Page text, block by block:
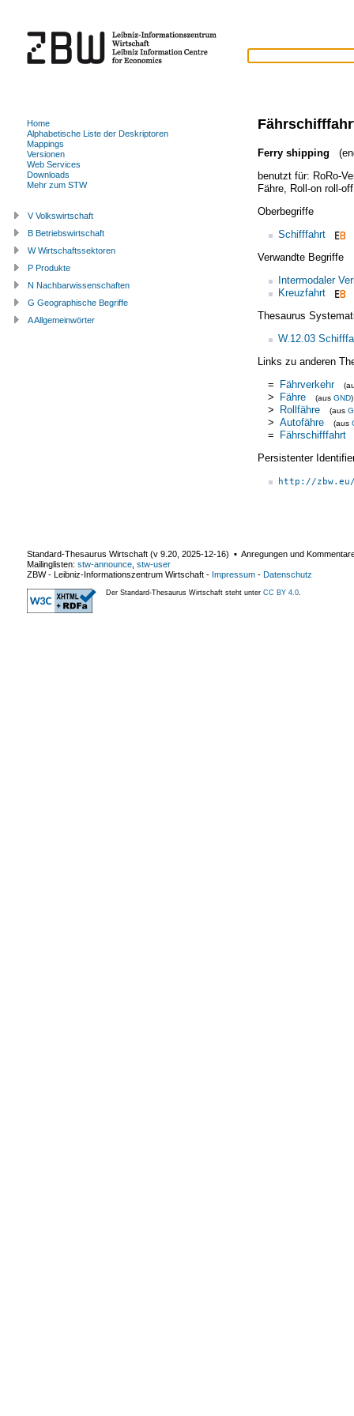
Ferry shipping
benutzt für: RoRo-
Fähre, Roll-on roll-
Oberbegriffe
Schifffahrt
Verwandte Begriffe
Intermodaler
Kreuzfahrt
Thesaurus
W.12.03
Links zu anderen
= Fährverkehr
> Fähre (aus GND)
> Rollfähre (aus
> Autofähre (aus
= Fährschifffahrt
Persistenter
http://
Home
Alphabetische Liste der Deskriptoren
Mappings
Versionen
Web Services
Downloads
Mehr zum STW
V Volkswirtschaft
B Betriebswirtschaft
W Wirtschaftssektoren
P Produkte
N Nachbarwissenschaften
G Geographische Begriffe
A Allgemeinwörter
Standard-Thesaurus Wirtschaft (v 9.20 2025-12-16) ▪ Anregungen und
Mailinglisten: stw-announce stw-user
ZBW - Leibniz-Informationszentrum Wirtschaft - Impressum - Datenschutz
Der Standard-Thesaurus Wirtschaft steht unter CC BY 4.0